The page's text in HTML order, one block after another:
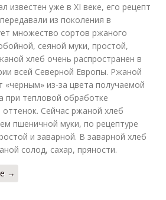
Серый хлеб
известен уже в XI веке, его рецепт
из поколения в
множество сортов ржаного
сеяной муки, простой,
хлеб очень распространен в
всей Северной Европы. Ржаной
из-за цвета получаемой
при тепловой обработке
Сейчас ржаной хлеб
пшеничной муки, по рецептуре
и заварной. В заварной хлеб
солод, сахар, пряности.
→